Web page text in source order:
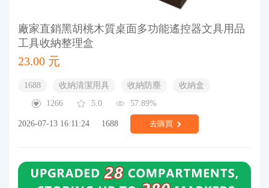
廠家直銷黑胡桃木質桌面多功能遙控器文具用品
工具收納整理盒
23.00 元
1688 收納清潔用具 收納防塵
收納盒
1266
5.0 57.89%
2026-07-13 16:11:24 1688 去購買